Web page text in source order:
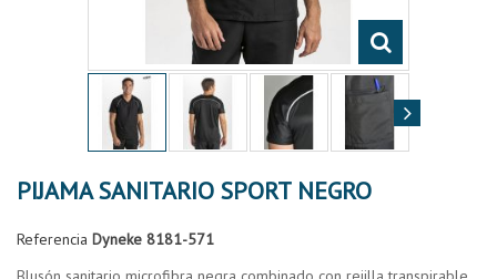
PIJAMA SANITARIO SPORT NEGRO
Referencia Dyneke 8181-571